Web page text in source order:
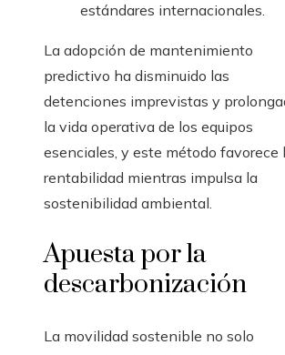
estándares internacionales.
La adopción de mantenimiento
predictivo ha disminuido las
detenciones imprevistas y
la vida operativa de los equipos
esenciales, y este método favorece
rentabilidad mientras impulsa la
sostenibilidad ambiental.
Apuesta por la
descarbonización
La movilidad sostenible no solo